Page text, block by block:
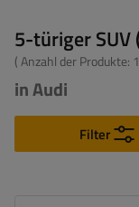
5-türiger
( Anzahl der Produkte:
in Audi
Filter